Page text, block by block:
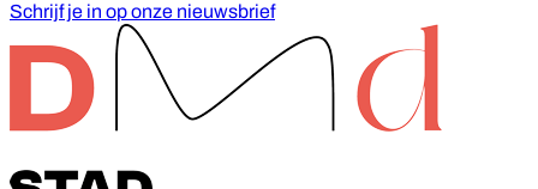
Schrijf je in op onze nieuwsbrief